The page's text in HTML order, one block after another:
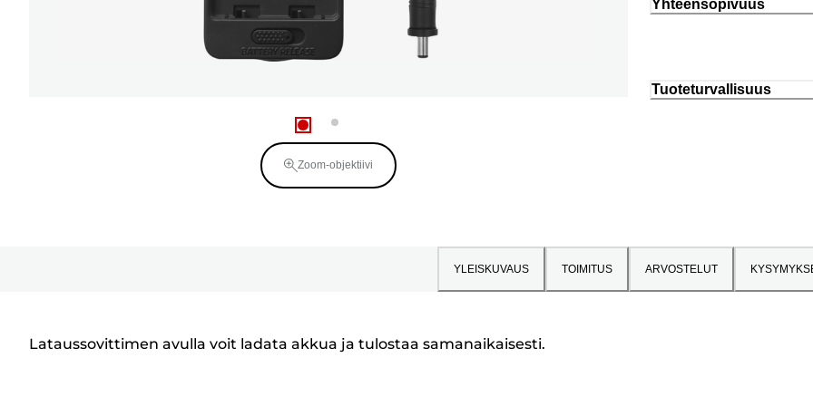
Zoom-objektiivi
Yhteensopivuus
Tuoteturvallisuus
YLEISKUVAUS TOIMITUS ARVOSTELUT
Lataussovittimen avulla voit ladata akkua ja tulostaa samanaikaisesti.